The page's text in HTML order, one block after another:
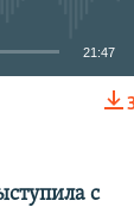
21:47
с